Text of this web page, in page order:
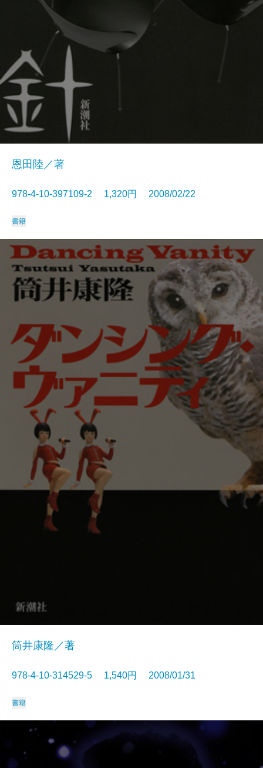
恩田陸／著
978-4-10-397109-2 1,320円 2008/02/22
書籍
筒井康隆／著
978-4-10-314529-5 1,540円 2008/01/31
書籍